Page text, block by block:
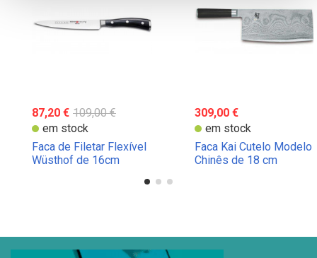
87,20 € 109,00 €
em stock
Faca de Filetar Flexível
Wüsthof de 16cm
309,00 €
em stock
Faca Kai Cutelo Modelo
Chinês de 18 cm